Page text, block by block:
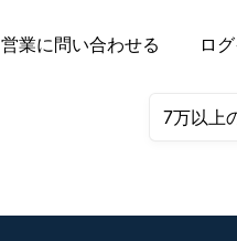
営業に問い合わせる ロ